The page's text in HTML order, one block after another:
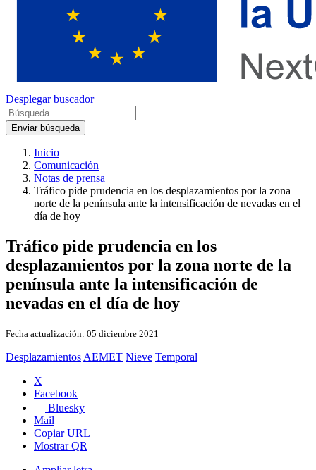
Desplegar buscador
Enviar búsqueda
Inicio
Comunicación
Notas de prensa
Tráfico pide prudencia en los desplazamientos por la zona
norte de la península ante la intensificación de nevadas en el
día de hoy
Tráfico pide prudencia en los
desplazamientos por la zona norte de la
península ante la intensificación de
nevadas en el día de hoy
Fecha actualización: 05 diciembre 2021
Desplazamientos AEMET Nieve Temporal
X
Facebook
Bluesky
Mail
Copiar URL
Mostrar QR